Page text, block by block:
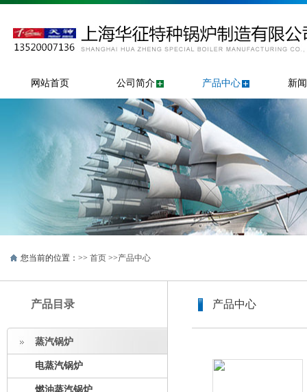
网站首页 公司简介 产品中心 新
您当前的位置：>> 首页 >>产品中心
产品目录
蒸汽锅炉
电蒸汽锅炉
燃油蒸汽锅炉
产品中心